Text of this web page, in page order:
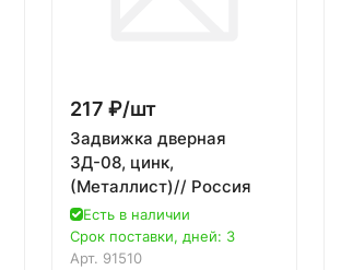
217 ₽/шт
Задвижка дверная
ЗД-08, цинк,
(Металлист)// Россия
Есть в наличии
Срок поставки, дней: 3
Арт. 91510